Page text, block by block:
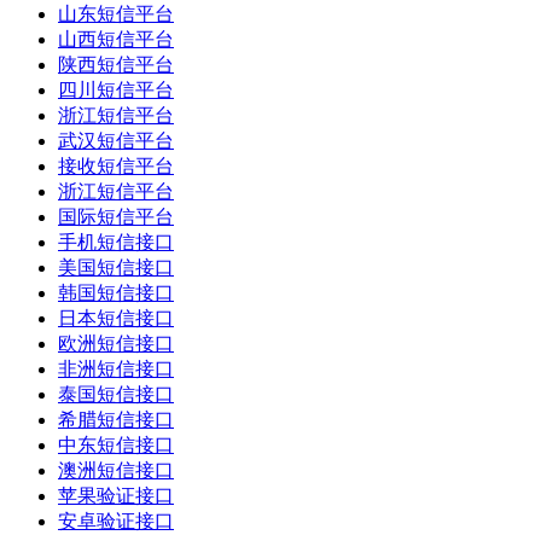
山东短信平台
山西短信平台
陕西短信平台
四川短信平台
浙江短信平台
武汉短信平台
接收短信平台
浙江短信平台
国际短信平台
手机短信接口
美国短信接口
韩国短信接口
日本短信接口
欧洲短信接口
非洲短信接口
泰国短信接口
希腊短信接口
中东短信接口
澳洲短信接口
苹果验证接口
安卓验证接口